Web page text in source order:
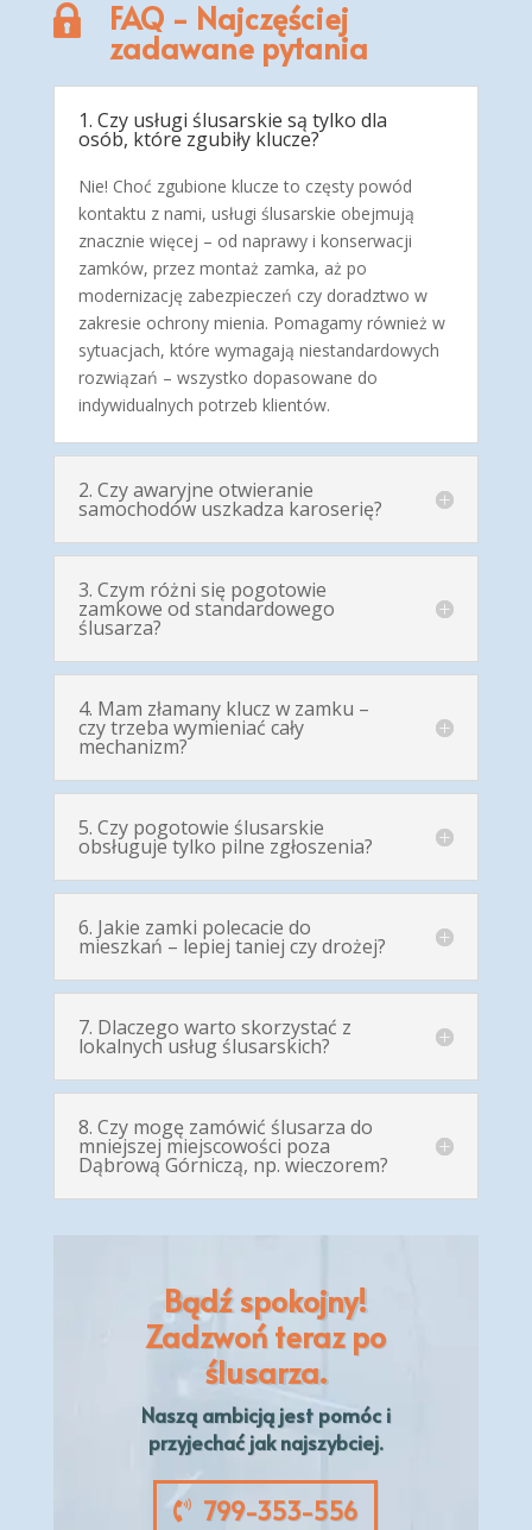
FAQ - Najczęściej
zadawane pytania
1. Czy usługi ślusarskie są tylko dla
osób, które zgubiły klucze?
Nie! Choć zgubione klucze to częsty powód
kontaktu z nami, usługi ślusarskie obejmują
znacznie więcej – od naprawy i konserwacji
zamków, przez montaż zamka, aż po
modernizację zabezpieczeń czy doradztwo w
zakresie ochrony mienia. Pomagamy również w
sytuacjach, które wymagają niestandardowych
rozwiązań – wszystko dopasowane do
indywidualnych potrzeb klientów.
2. Czy awaryjne otwieranie
samochodów uszkadza karoserię?
3. Czym różni się pogotowie
zamkowe od standardowego
ślusarza?
4. Mam złamany klucz w zamku –
czy trzeba wymieniać cały
mechanizm?
5. Czy pogotowie ślusarskie
obsługuje tylko pilne zgłoszenia?
6. Jakie zamki polecacie do
mieszkań – lepiej taniej czy drożej?
7. Dlaczego warto skorzystać z
lokalnych usług ślusarskich?
8. Czy mogę zamówić ślusarza do
mniejszej miejscowości poza
Dąbrową Górniczą, np. wieczorem?
Bądź spokojny!
Zadzwoń teraz po
ślusarza.
Naszą ambicją jest pomóc i
przyjechać jak najszybciej.
799-353-556